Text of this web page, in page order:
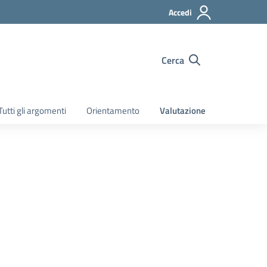
Accedi
Cerca
gli argomenti Orientamento Valutazione